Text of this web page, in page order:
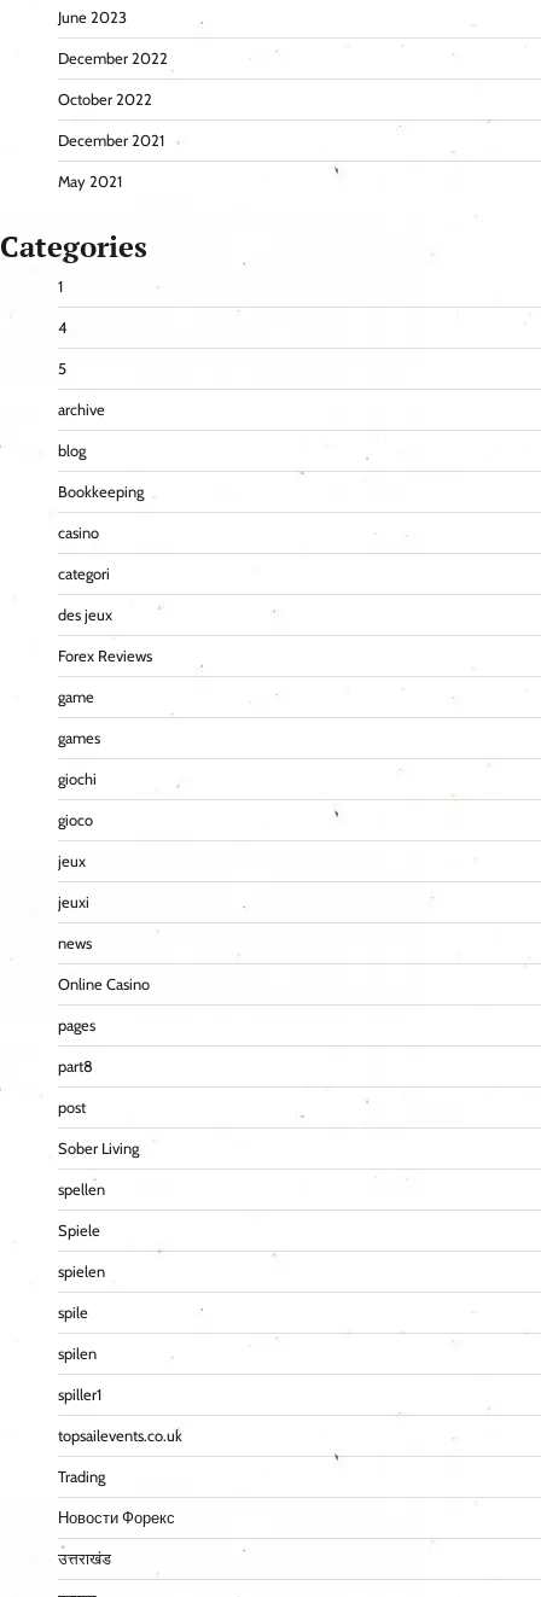
June 2023
December 2022
October 2022
December 2021
May 2021
Categories
1
4
5
archive
blog
Bookkeeping
casino
categori
des jeux
Forex Reviews
game
games
giochi
gioco
jeux
jeuxi
news
Online Casino
pages
part8
post
Sober Living
spellen
Spiele
spielen
spile
spilen
spiller1
topsailevents.co.uk
Trading
Новости Форекс
उत्तराखंड